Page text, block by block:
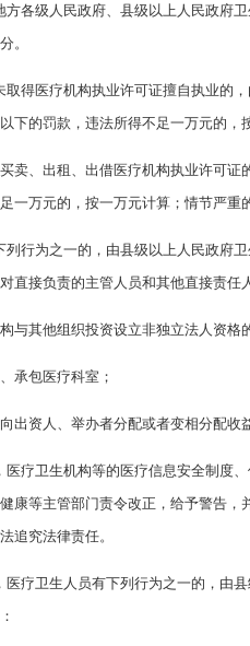
各级人民政府、县级以上人民政府
。
得医疗机构执业许可证擅自执业的
下的罚款，违法所得不足一万元的，
卖、出租、出借医疗机构执业许可
一万元的，按一万元计算；情节严
行为之一的，由县级以上人民政府
直接负责的主管人员和其他直接责任
与其他组织投资设立非独立法人资格
承包医疗科室；
出资人、举办者分配或者变相分配收
疗卫生机构等的医疗信息安全制度
康等主管部门责令改正，给予警告
追究法律责任。
疗卫生人员有下列行为之一的，由